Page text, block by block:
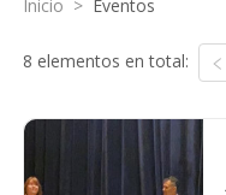
Inicio > Eventos
8 elementos en total: